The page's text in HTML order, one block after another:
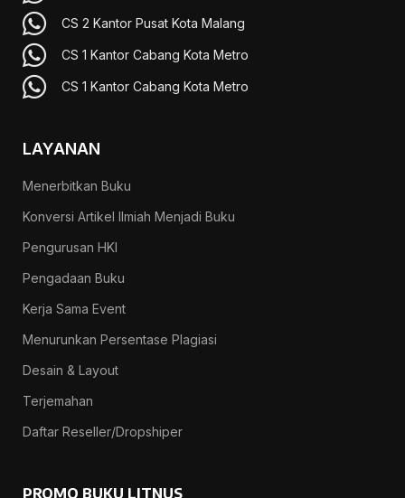
CS 2 Kantor Pusat Kota Malang
CS 1 Kantor Cabang Kota Metro
CS 1 Kantor Cabang Kota Metro
LAYANAN
Menerbitkan Buku
Konversi Artikel Ilmiah Menjadi Buku
Pengurusan HKI
Pengadaan Buku
Kerja Sama Event
Menurunkan Persentase Plagiasi
Desain & Layout
Terjemahan
Daftar Reseller/Dropshiper
PROMO BUKU LITNUS